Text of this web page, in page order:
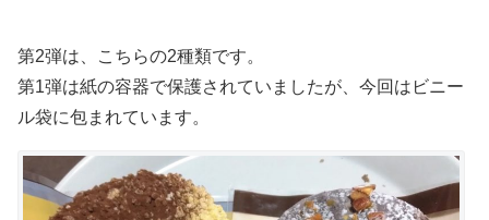
第2弾は、こちらの2種類です。
第1弾は紙の容器で保護されていましたが、今回はビニー
ル袋に包まれています。